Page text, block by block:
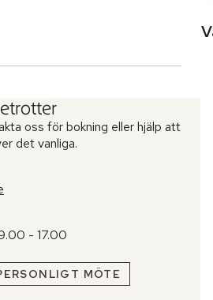
oss för bokning eller hjälp att
det vanliga.
- 17.00
MÖTE